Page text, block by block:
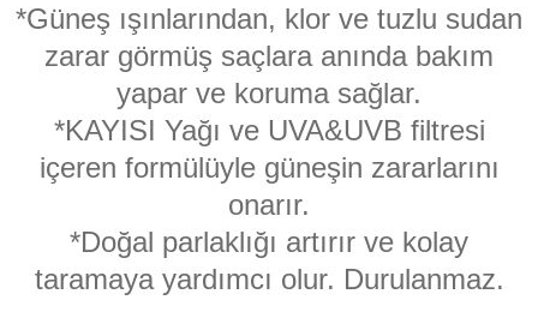
*Güneş ışınlarından, klor ve tuzlu sudan
zarar görmüş saçlara anında bakım
yapar ve koruma sağlar.
*KAYISI Yağı ve UVA&UVB filtresi
içeren formülüyle güneşin zararlarını
onarır.
*Doğal parlaklığı artırır ve kolay
taramaya yardımcı olur. Durulanmaz.